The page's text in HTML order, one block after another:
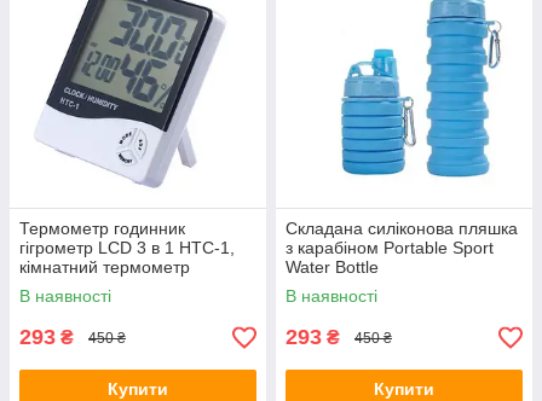
Термометр годинник
гігрометр LCD 3 в 1 HTC-1,
кімнатний термометр
В наявності
293 ₴ 450 ₴
Купити
Складана силіконова пляшка
з карабіном Portable Sport
Water Bottle
В наявності
293 ₴ 450 ₴
Купити